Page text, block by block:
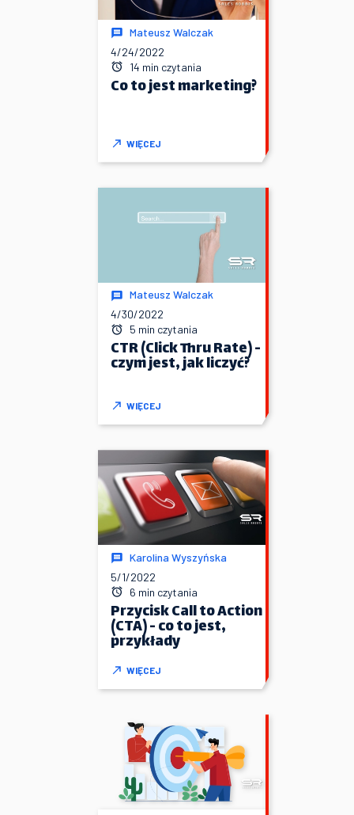
Mateusz Walczak
4/24/2022
14 min czytania
Co to jest marketing?
WIĘCEJ
Mateusz Walczak
4/30/2022
5 min czytania
CTR (Click Thru Rate) -
czym jest, jak liczyć?
WIĘCEJ
Karolina Wyszyńska
5/1/2022
6 min czytania
Przycisk Call to Action
(CTA) - co to jest,
przykłady
WIĘCEJ